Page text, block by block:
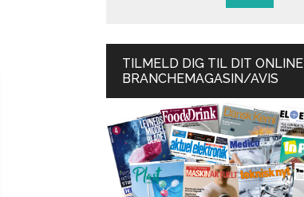
TILMELD DIG TIL DIT ONLINE
BRANCHEMAGASIN/AVIS